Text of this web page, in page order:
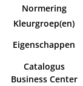
Normering
Kleurgroep(en)
Eigenschappen
Catalogus
Business Center